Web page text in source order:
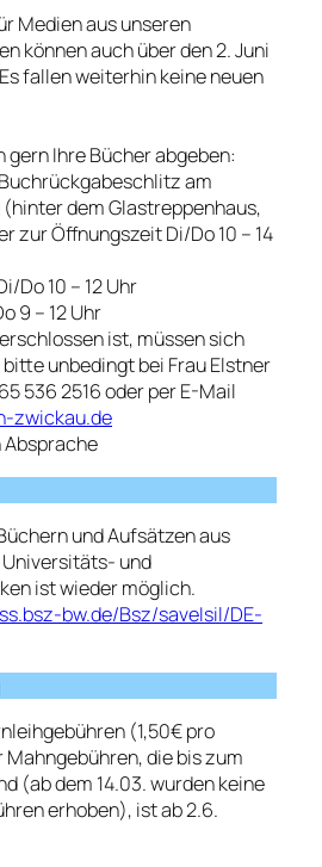
Medien aus unseren
können auch über den 2. Juni
fallen weiterhin keine neuen
gern Ihre Bücher abgeben:
Buchrückgabeschlitz am
dem Glastreppenhaus,
zur Öffnungszeit Di/Do 10 – 14
Do 10 – 12 Uhr
9 – 12 Uhr
ist, müssen sich
unbedingt bei Frau Elstner
536 2516 oder per E-Mail
zwickau.de
Absprache
und Aufsätzen aus
und
ist wieder möglich.
bw.de/Bsz/saveIsil/DE-
(1,50€ pro
die bis zum
(ab dem 14.03. wurden keine
erhoben), ist ab 2.6.